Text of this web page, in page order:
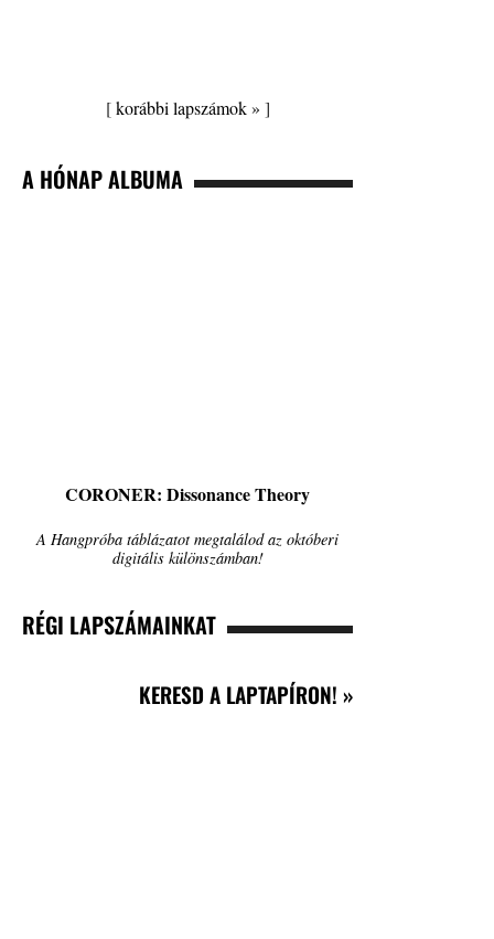
[korábbi lapszámok » ]
A HÓNAP ALBUMA
CORONER: Dissonance Theory
A Hangpróba táblázatot megtalálod az októberi
digitális különszámban!
RÉGI LAPSZÁMAINKAT
KERESD A LAPTAPÍRON! »